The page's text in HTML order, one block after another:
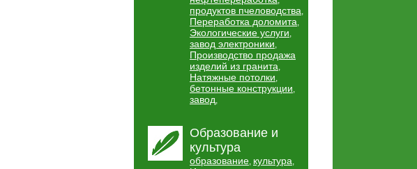
продуктов пчеловодства,
Переработка доломита,
Экологические услуги,
завод электроники,
Производство продажа
изделий из гранита,
Натяжные потолки,
бетонные конструкции,
завод,
Образование и
культура
образование, культура,